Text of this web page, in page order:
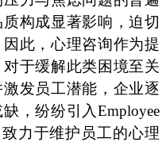
构成显著影响，迫切
此，心理咨询作为提
于缓解此类困境至关
发员工潜能，企业逐
，纷纷引入Employee
致力于维护员工的心理